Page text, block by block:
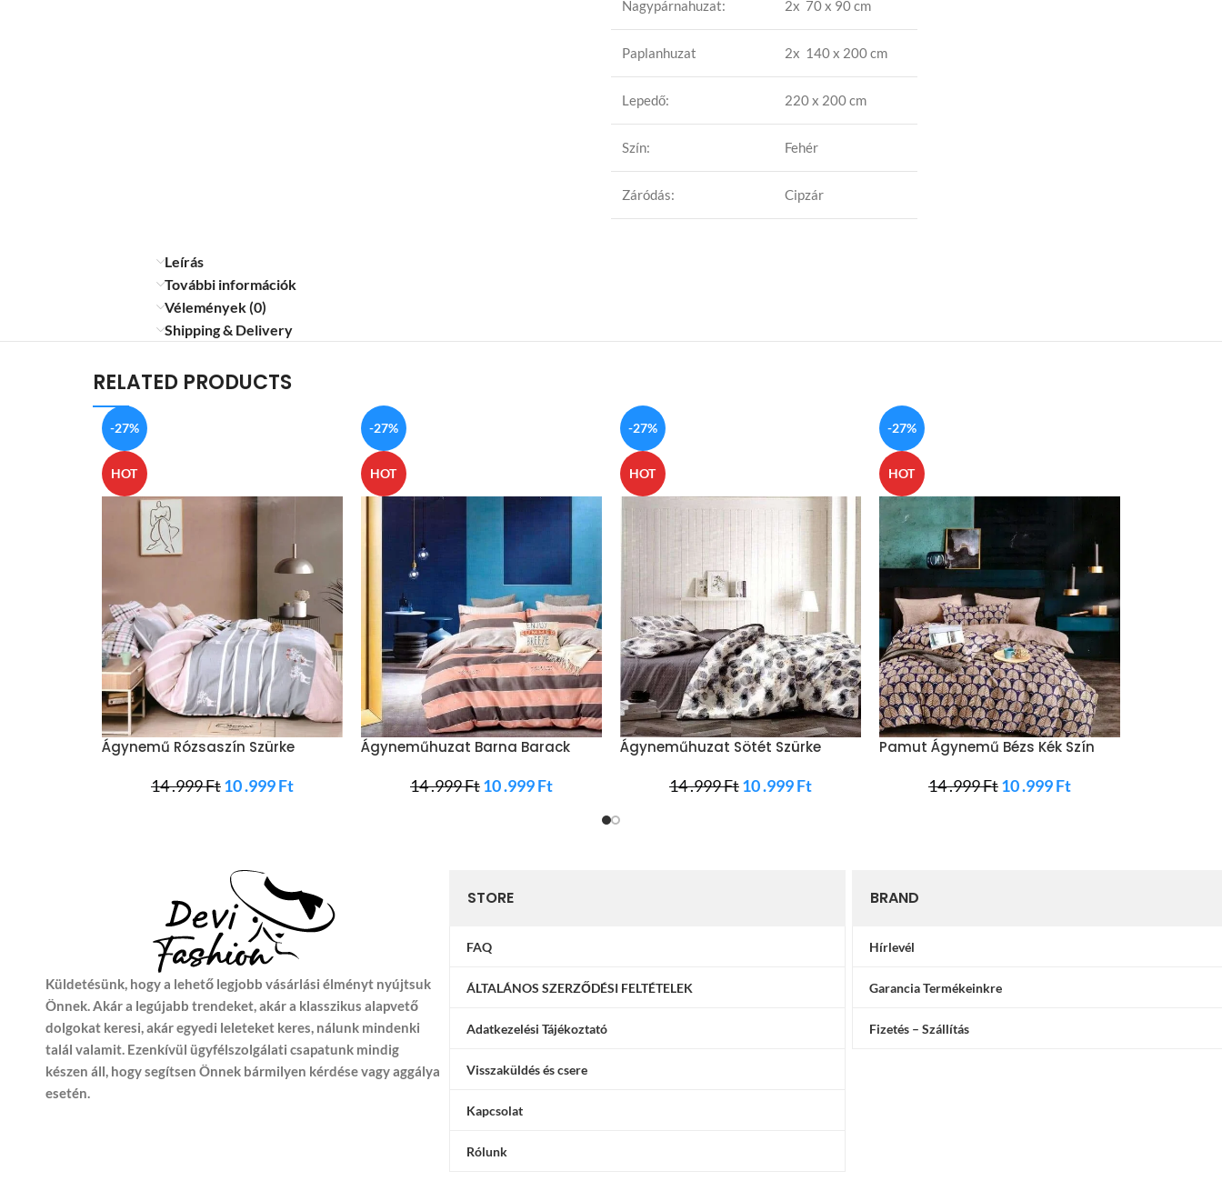
Nagypárnahuzat: 2x 70 x 90 cm
Paplanhuzat 2x 140 x 200 cm
Lepedő: 220 x 200 cm
Szín: Fehér
Záródás: Cipzár
Leírás
További információk
Vélemények (0)
Shipping & Delivery
RELATED PRODUCTS
-27%
HOT
Ágynemű Rózsaszín Szürke
14 .999Ft10 .999Ft
-27%
HOT
Ágyneműhuzat Barna Barack
14 .999Ft10 .999Ft
-27%
HOT
Ágyneműhuzat Sötét Szürke
14 .999Ft10 .999Ft
-27%
HOT
Pamut Ágynemű Bézs Kék Szín
14 .999Ft10 .999Ft
Küldetésünk, hogy a lehető legjobb vásárlási élményt nyújtsuk
Önnek. Akár a legújabb trendeket, akár a klasszikus alapvető
dolgokat keresi, akár egyedi leleteket keres, nálunk mindenki
talál valamit. Ezenkívül ügyfélszolgálati csapatunk mindig
készen áll, hogy segítsen Önnek bármilyen kérdése vagy aggálya
esetén.
STORE
FAQ
ÁLTALÁNOS SZERZŐDÉSI FELTÉTELEK
Adatkezelési Tájékoztató
Visszaküldés és csere
Kapcsolat
Rólunk
BRAND
Hírlevél
Garancia Termékeinkre
Fizetés – Szállítás